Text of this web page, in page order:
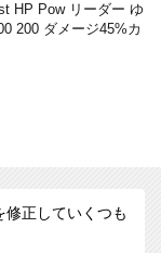
HP Pow リーダー ゆ
200 ダメージ45%カ
正していくつも